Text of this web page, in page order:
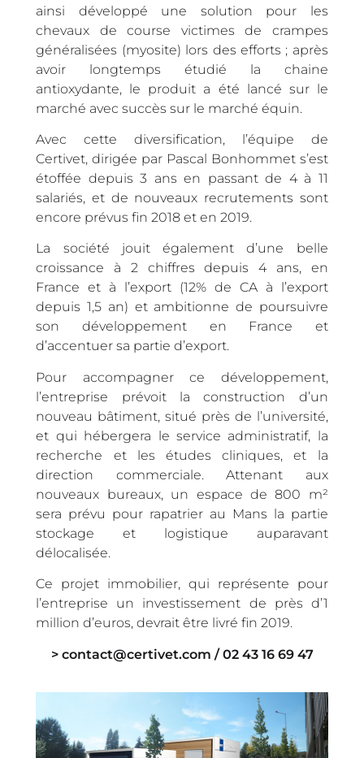
ainsi développé une solution pour les
chevaux de course victimes de crampes
généralisées (myosite) lors des efforts ; après
avoir longtemps étudié la chaine
antioxydante, le produit a été lancé sur le
marché avec succès sur le marché équin.
Avec cette diversification, l’équipe de
Certivet, dirigée par Pascal Bonhommet s’est
étoffée depuis 3 ans en passant de 4 à 11
salariés, et de nouveaux recrutements sont
encore prévus fin 2018 et en 2019.
La société jouit également d’une belle
croissance à 2 chiffres depuis 4 ans, en
France et à l’export (12% de CA à l’export
depuis 1,5 an) et ambitionne de poursuivre
son développement en France et
d’accentuer sa partie d’export.
Pour accompagner ce développement,
l’entreprise prévoit la construction d’un
nouveau bâtiment, situé près de l’université,
et qui hébergera le service administratif, la
recherche et les études cliniques, et la
direction commerciale. Attenant aux
nouveaux bureaux, un espace de 800 m²
sera prévu pour rapatrier au Mans la partie
stockage et logistique auparavant
délocalisée.
Ce projet immobilier, qui représente pour
l’entreprise un investissement de près d’1
million d’euros, devrait être livré fin 2019.
> contact@certivet.com / 02 43 16 69 47